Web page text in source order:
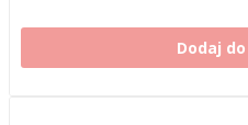
Dodaj